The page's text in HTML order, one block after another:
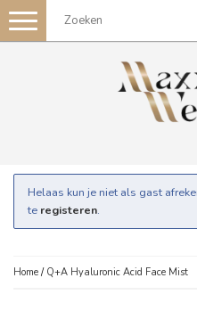
Toggle
navigation
Helaas kun je niet als gast
te registeren.
Home / Q+A Hyaluronic Acid Face Mist